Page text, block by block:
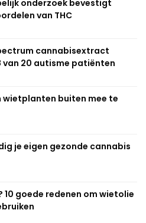
onderzoek bevestigt
van THC
cannabisextract
van 20 autisme patiënten
wietplanten buiten mee te
je eigen gezonde cannabis
10 goede redenen om wietolie